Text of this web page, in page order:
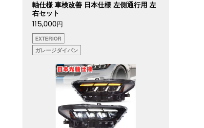
軸仕様 車検改善 日本仕様 左側通行用 左
右セット
115,000円
EXTERIOR
ガレージダイバン